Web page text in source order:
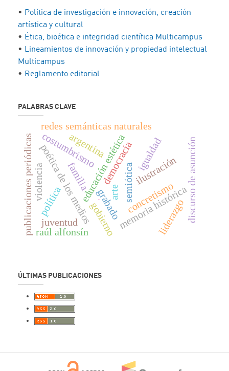
• Política de investigación e innovación, creación
artística y cultural
• Ética, bioética e integridad científica Multicampus
• Lineamientos de innovación y propiedad intelectual
Multicampus
• Reglamento editorial
PALABRAS CLAVE
educación estética
poética de los medios semiótica
concretismo
memoria histórica
publicaciones periódicas ilustración
grabado
costumbrismo
arte
democracia
política
igualdad
gobierno
redes semánticas naturales
discurso de asunción
raúl alfonsín
argentina
familia
liderazgo
violencia .
juventud
ÚLTIMAS PUBLICACIONES